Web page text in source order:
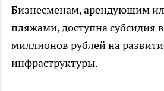
Бизнесменам, арендующим
пляжами, доступна субсидия
миллионов рублей на
инфраструктуры.